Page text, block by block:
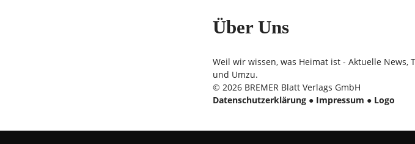
Über Uns
Weil wir wissen, was Heimat ist - Aktuelle News,
und Umzu.
© 2026 BREMER Blatt Verlags GmbH
Datenschutzerklärung ● Impressum ● Logo